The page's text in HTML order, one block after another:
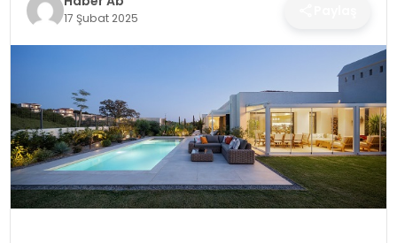
17 Şubat 2025